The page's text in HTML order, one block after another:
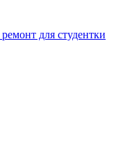
для студентки